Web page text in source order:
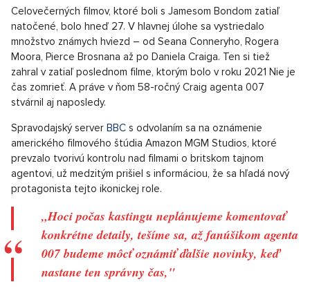
Celovečerných filmov, ktoré boli s Jamesom Bondom zatiaľ
natočené, bolo hneď 27. V hlavnej úlohe sa vystriedalo
množstvo známych hviezd – od Seana Conneryho, Rogera
Moora, Pierce Brosnana až po Daniela Craiga. Ten si tiež
zahral v zatiaľ poslednom filme, ktorým bolo v roku 2021 Nie je
čas zomrieť. A práve v ňom 58-ročný Craig agenta 007
stvárnil aj naposledy.
Spravodajský server BBC s odvolaním sa na oznámenie
amerického filmového štúdia Amazon MGM Studios, ktoré
prevzalo tvorivú kontrolu nad filmami o britskom tajnom
agentovi, už medzitým prišiel s informáciou, že sa hľadá nový
protagonista tejto ikonickej role.
„Hoci počas kastingu neplánujeme komentovať
konkrétne detaily, tešíme sa, až fanúšikom agenta
007 budeme môcť oznámiť ďalšie novinky, keď
nastane ten správny čas,"